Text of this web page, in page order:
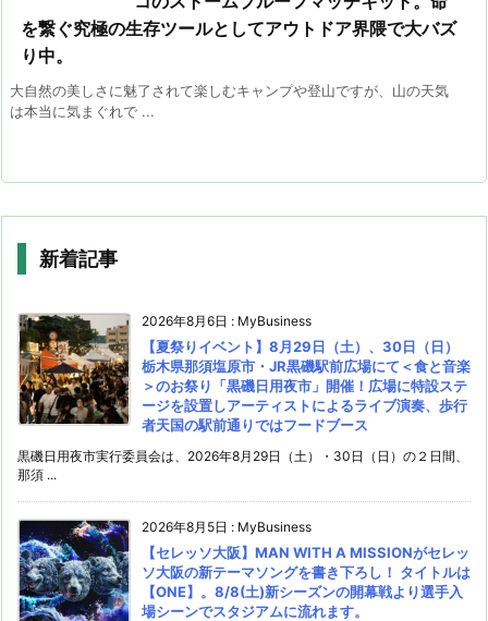
を繋ぐ究極の生存ツールとしてアウトドア界隈で大バズ
り中。
大自然の美しさに魅了されて楽しむキャンプや登山ですが、山の天気
は本当に気まぐれで ...
新着記事
2026年8月6日 : MyBusiness
【夏祭りイベント】8月29日（土）、30日（日）
栃木県那須塩原市・JR黒磯駅前広場にて＜食と音楽
＞のお祭り「黒磯日用夜市」開催！広場に特設ステ
ージを設置しアーティストによるライブ演奏、歩行
者天国の駅前通りではフードブース
黒磯日用夜市実行委員会は、2026年8月29日（土）・30日（日）の２日間、
那須 ...
2026年8月5日 : MyBusiness
【セレッソ大阪】MAN WITH A MISSIONがセレッ
ソ大阪の新テーマソングを書き下ろし！ タイトルは
【ONE】。8/8(土)新シーズンの開幕戦より選手入
場シーンでスタジアムに流れます。